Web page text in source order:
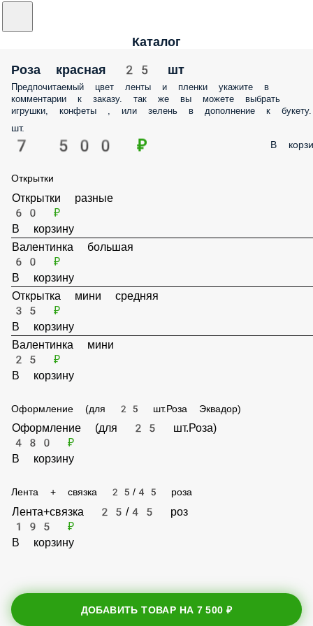
Каталог
Роза красная 25 шт
Предпочитаемый цвет ленты и пленки укажите в
комментарии к заказу. так же вы можете выбрать
игрушки, конфеты , или зелень в дополнение к букету.
шт.
7 500 ₽ В
Открытки
Открытки разные
60 ₽
В корзину
Валентинка большая
60 ₽
В корзину
Открытка мини средняя
35 ₽
В корзину
Валентинка мини
В корзину
Оформление (для 25 шт.Роза Эквадор)
480 ₽
Лента + связка 25/45 роза
В корзину
ДОБАВИТЬ ТОВАР НА 7 500 ₽